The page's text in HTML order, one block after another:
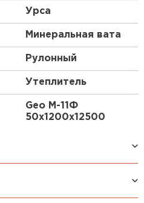
Урса
Минеральная вата
Рулонный
Утеплитель
Geo М-11Ф
50х1200х12500
Isover
Paroc
Penoplex